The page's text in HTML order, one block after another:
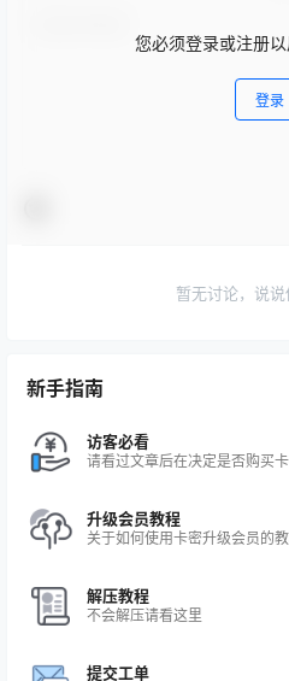
您必须登录或注册
登录
暂无讨论，说
新手指南
访客必看
请看过文章后在决定是否购买
升级会员教程
关于如何使用卡密升级会员的
解压教程
不会解压请看这里
提交工单